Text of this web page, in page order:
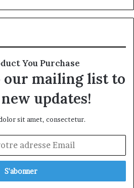
You Purchase
our mailing list to
updates!
sit amet, consectetur.